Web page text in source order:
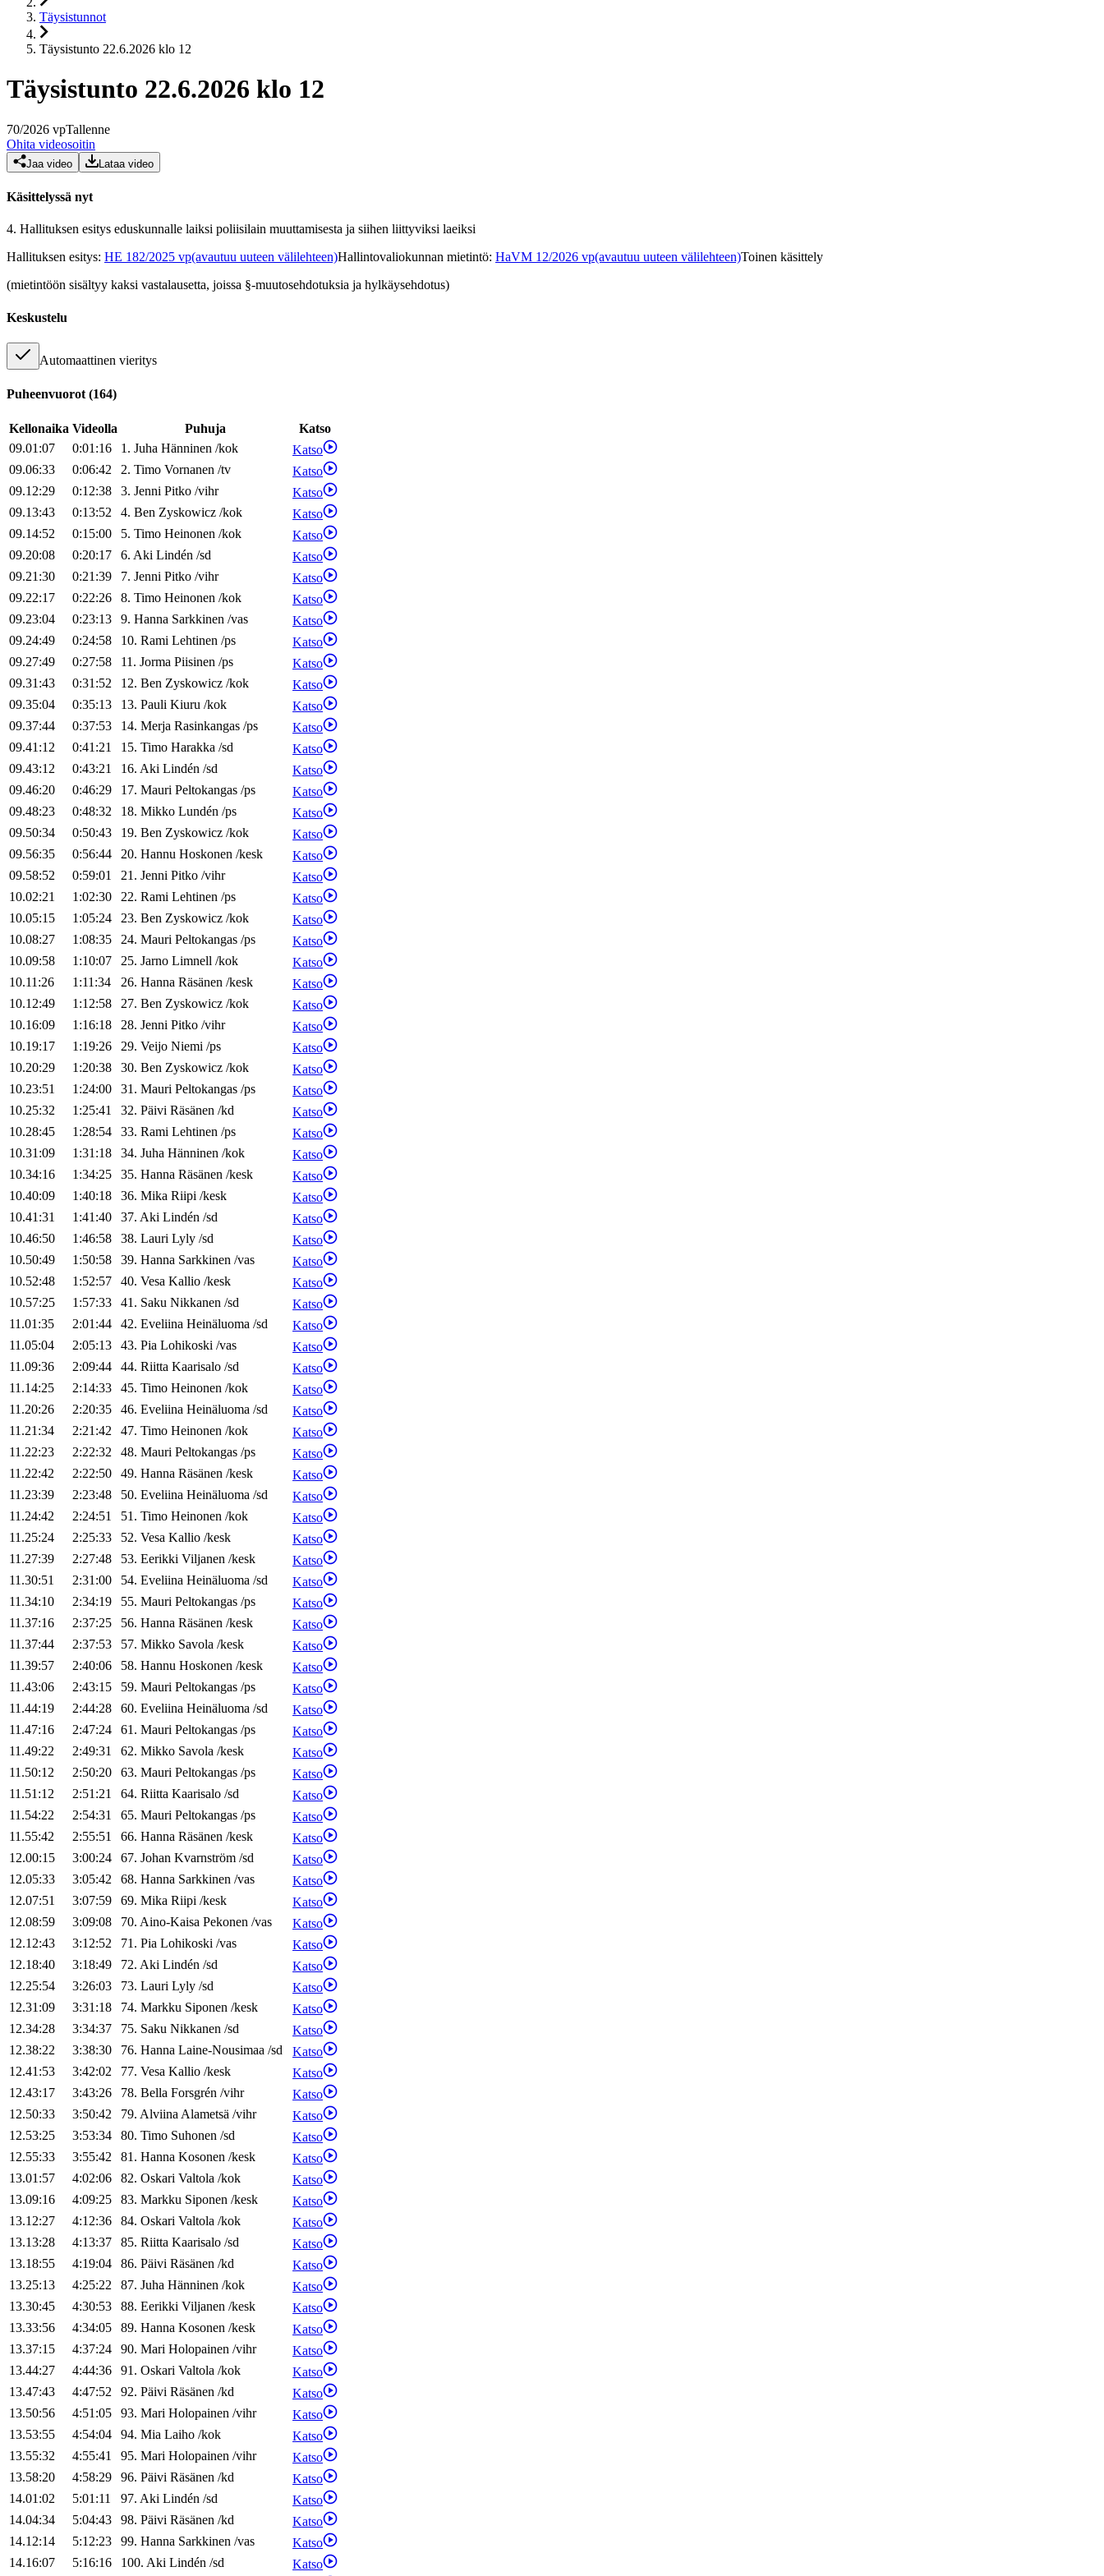
Täysistunnot
Täysistunto 22.6.2026 klo 12
Täysistunto 22.6.2026 klo 12
70/2026 vpTallenne
Ohita videosoitin
Jaa video Lataa video
Käsittelyssä nyt
4. Hallituksen esitys eduskunnalle laiksi poliisilain muuttamisesta ja siihen liittyviksi laeiksi
Hallituksen esitys: HE 182/2025 vp(avautuu uuteen välilehteen)Hallintovaliokunnan mietintö: HaVM 12/2026 vp(avautuu uuteen välilehteen)Toinen käsittely
(mietintöön sisältyy kaksi vastalausetta, joissa §-muutosehdotuksia ja hylkäysehdotus)
Keskustelu
Automaattinen vieritys
Puheenvuorot (164)
Kellonaika Videolla Puhuja
Katso
09.01:07
0:01:16 1. Juha Hänninen /kok
Katso
09.06:33
0:06:42 2. Timo Vornanen /tv
Katso
09.12:29
0:12:38 3. Jenni Pitko /vihr
Katso
09.13:43
0:13:52 4. Ben Zyskowicz /kok
Katso
09.14:52
0:15:00 5. Timo Heinonen /kok
Katso
09.20:08
0:20:17 6. Aki Lindén /sd
Katso
09.21:30
0:21:39 7. Jenni Pitko /vihr
Katso
09.22:17
0:22:26 8. Timo Heinonen /kok
Katso
09.23:04
0:23:13 9. Hanna Sarkkinen /vas
Katso
09.24:49
0:24:58 10. Rami Lehtinen /ps
Katso
09.27:49
0:27:58 11. Jorma Piisinen /ps
Katso
09.31:43
0:31:52 12. Ben Zyskowicz /kok
Katso
09.35:04
0:35:13 13. Pauli Kiuru /kok
Katso
09.37:44
0:37:53 14. Merja Rasinkangas /ps
Katso
09.41:12
0:41:21 15. Timo Harakka /sd
Katso
09.43:12
0:43:21 16. Aki Lindén /sd
Katso
09.46:20
0:46:29 17. Mauri Peltokangas /ps
Katso
09.48:23
0:48:32 18. Mikko Lundén /ps
Katso
09.50:34
0:50:43 19. Ben Zyskowicz /kok
Katso
09.56:35
0:56:44 20. Hannu Hoskonen /kesk
Katso
09.58:52
0:59:01 21. Jenni Pitko /vihr
Katso
10.02:21
1:02:30 22. Rami Lehtinen /ps
Katso
10.05:15
1:05:24 23. Ben Zyskowicz /kok
Katso
10.08:27
1:08:35 24. Mauri Peltokangas /ps
Katso
10.09:58
1:10:07 25. Jarno Limnell /kok
Katso
10.11:26
1:11:34 26. Hanna Räsänen /kesk
Katso
10.12:49
1:12:58 27. Ben Zyskowicz /kok
Katso
10.16:09
1:16:18 28. Jenni Pitko /vihr
Katso
10.19:17
1:19:26 29. Veijo Niemi /ps
Katso
10.20:29
1:20:38 30. Ben Zyskowicz /kok
Katso
10.23:51
1:24:00 31. Mauri Peltokangas /ps
Katso
10.25:32
1:25:41 32. Päivi Räsänen /kd
Katso
10.28:45
1:28:54 33. Rami Lehtinen /ps
Katso
10.31:09
1:31:18 34. Juha Hänninen /kok
Katso
10.34:16
1:34:25 35. Hanna Räsänen /kesk
Katso
10.40:09
1:40:18 36. Mika Riipi /kesk
Katso
10.41:31
1:41:40 37. Aki Lindén /sd
Katso
10.46:50
1:46:58 38. Lauri Lyly /sd
Katso
10.50:49
1:50:58 39. Hanna Sarkkinen /vas
Katso
10.52:48
1:52:57 40. Vesa Kallio /kesk
Katso
10.57:25
1:57:33 41. Saku Nikkanen /sd
Katso
11.01:35
2:01:44 42. Eveliina Heinäluoma /sd
Katso
11.05:04
2:05:13 43. Pia Lohikoski /vas
Katso
11.09:36
2:09:44 44. Riitta Kaarisalo /sd
Katso
11.14:25
2:14:33 45. Timo Heinonen /kok
Katso
11.20:26
2:20:35 46. Eveliina Heinäluoma /sd
Katso
11.21:34
2:21:42 47. Timo Heinonen /kok
Katso
11.22:23
2:22:32 48. Mauri Peltokangas /ps
Katso
11.22:42
2:22:50 49. Hanna Räsänen /kesk
Katso
11.23:39
2:23:48 50. Eveliina Heinäluoma /sd
Katso
11.24:42
2:24:51 51. Timo Heinonen /kok
Katso
11.25:24
2:25:33 52. Vesa Kallio /kesk
Katso
11.27:39
2:27:48 53. Eerikki Viljanen /kesk
Katso
11.30:51
2:31:00 54. Eveliina Heinäluoma /sd
Katso
11.34:10
2:34:19 55. Mauri Peltokangas /ps
Katso
11.37:16
2:37:25 56. Hanna Räsänen /kesk
Katso
11.37:44
2:37:53 57. Mikko Savola /kesk
Katso
11.39:57
2:40:06 58. Hannu Hoskonen /kesk
Katso
11.43:06
2:43:15 59. Mauri Peltokangas /ps
Katso
11.44:19
2:44:28 60. Eveliina Heinäluoma /sd
Katso
11.47:16
2:47:24 61. Mauri Peltokangas /ps
Katso
11.49:22
2:49:31 62. Mikko Savola /kesk
Katso
11.50:12
2:50:20 63. Mauri Peltokangas /ps
Katso
11.51:12
2:51:21 64. Riitta Kaarisalo /sd
Katso
11.54:22
2:54:31 65. Mauri Peltokangas /ps
Katso
11.55:42
2:55:51 66. Hanna Räsänen /kesk
Katso
12.00:15
3:00:24 67. Johan Kvarnström /sd
Katso
12.05:33
3:05:42 68. Hanna Sarkkinen /vas
Katso
12.07:51
3:07:59 69. Mika Riipi /kesk
Katso
12.08:59
3:09:08 70. Aino-Kaisa Pekonen /vas
Katso
12.12:43
3:12:52 71. Pia Lohikoski /vas
Katso
12.18:40
3:18:49 72. Aki Lindén /sd
Katso
12.25:54
3:26:03 73. Lauri Lyly /sd
Katso
12.31:09
3:31:18 74. Markku Siponen /kesk
Katso
12.34:28
3:34:37 75. Saku Nikkanen /sd
Katso
12.38:22
3:38:30 76. Hanna Laine-Nousimaa /sd
Katso
12.41:53
3:42:02 77. Vesa Kallio /kesk
Katso
12.43:17
3:43:26 78. Bella Forsgrén /vihr
Katso
12.50:33
3:50:42 79. AlviinaAlametsä /vihr
Katso
12.53:25
3:53:34 80. Timo Suhonen /sd
Katso
12.55:33
3:55:42 81. Hanna Kosonen /kesk
Katso
13.01:57
4:02:06 82. Oskari Valtola /kok
Katso
13.09:16
4:09:25 83. Markku Siponen /kesk
Katso
13.12:27
4:12:36 84. Oskari Valtola /kok
Katso
13.13:28
4:13:37 85. Riitta Kaarisalo /sd
Katso
13.18:55
4:19:04 86. Päivi Räsänen /kd
Katso
13.25:13
4:25:22 87. Juha Hänninen /kok
Katso
13.30:45
4:30:53 88. Eerikki Viljanen /kesk
Katso
13.33:56
4:34:05 89. Hanna Kosonen /kesk
Katso
13.37:15
4:37:24 90. Mari Holopainen /vihr
Katso
13.44:27
4:44:36 91. Oskari Valtola /kok
Katso
13.47:43
4:47:52 92. Päivi Räsänen /kd
Katso
13.50:56
4:51:05 93. Mari Holopainen /vihr
Katso
13.53:55
4:54:04 94. Mia Laiho /kok
Katso
13.55:32
4:55:41 95. Mari Holopainen /vihr
Katso
13.58:20
4:58:29 96. Päivi Räsänen /kd
Katso
14.01:02
5:01:11 97. Aki Lindén /sd
Katso
14.04:34
5:04:43 98. Päivi Räsänen /kd
Katso
14.12:14
5:12:23 99. Hanna Sarkkinen /vas
Katso
14.16:07
5:16:16 100. Aki Lindén /sd Katso